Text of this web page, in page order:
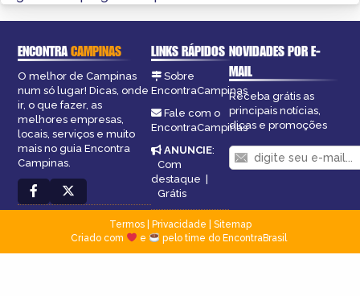
ENCONTRACAMPINAS
O melhor de Campinas
num só lugar! Dicas, onde
ir, o que fazer, as
melhores empresas,
locais, serviços e muito
mais no guia Encontra
Campinas.
LINKS RÁPIDOS
Sobre
EncontraCampinas
Fale com o
EncontraCampinas
ANUNCIE:
Com
destaque
Grátis
NOVIDADES POR E-
MAIL
Receba grátis as
principais notícias,
dicas e promoções
Termos| Privacidade
Sitemap
Criado com
e pelo time do EncontraBrasil